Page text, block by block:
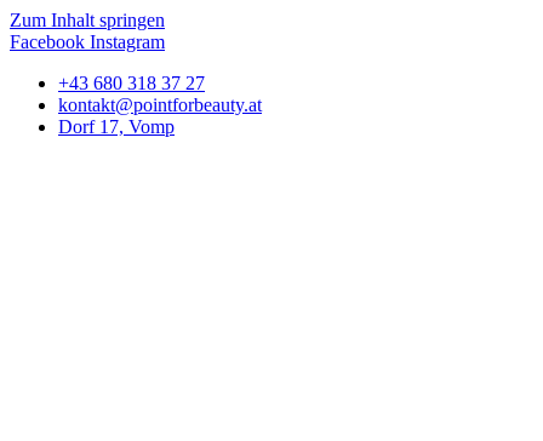
Zum Inhalt springen
Facebook Instagram
+43 680 318 37 27
kontakt@pointforbeauty.at
Dorf 17, Vomp